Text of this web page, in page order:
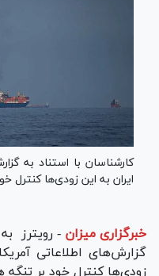
کارشناسان با استناد به
ایران به این زودی‌ها کنترل
خبرگزاری میزان - رویترز
گزارش‌های اطلاعاتی
زودی‌ها کنترل خود بر تنگه